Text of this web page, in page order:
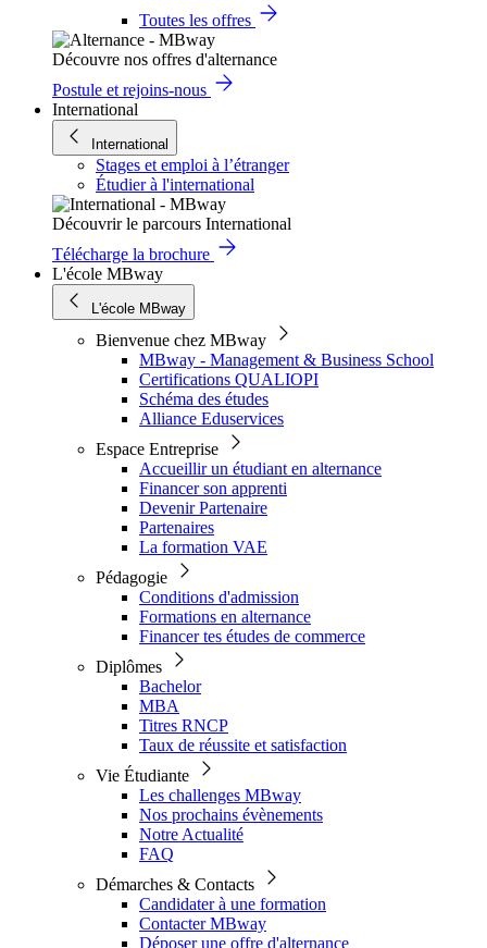
Toutes les offres
Découvre nos offres d'alternance
Postule et rejoins-nous
International
International
Stages et emploi à l’étranger
Étudier à l'international
Découvrir le parcours International
Télécharge la brochure
L'école MBway
L'école MBway
Bienvenue chez MBway
MBway - Management & Business School
Certifications QUALIOPI
Schéma des études
Alliance Eduservices
Espace Entreprise
Accueillir un étudiant en alternance
Financer son apprenti
Devenir Partenaire
Partenaires
La formation VAE
Pédagogie
Conditions d'admission
Formations en alternance
Financer tes études de commerce
Diplômes
Bachelor
MBA
Titres RNCP
Taux de réussite et satisfaction
Vie Étudiante
Les challenges MBway
Nos prochains évènements
Notre Actualité
FAQ
Démarches & Contacts
Candidater à une formation
Contacter MBway
Déposer une offre d'alternance